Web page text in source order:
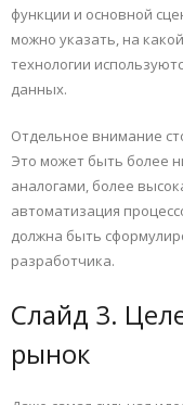
функции и основной
можно указать, на
технологии
данных.
Отдельное внимание
Это может быть более
аналогами, более
автоматизация
должна быть
разработчика.
Слайд 3.
рынок